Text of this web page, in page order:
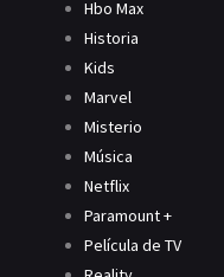
Hbo Max
Historia
Kids
Marvel
Misterio
Música
Netflix
Paramount +
Película de TV